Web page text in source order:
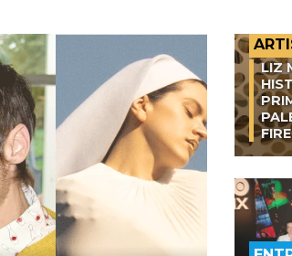
LIZ